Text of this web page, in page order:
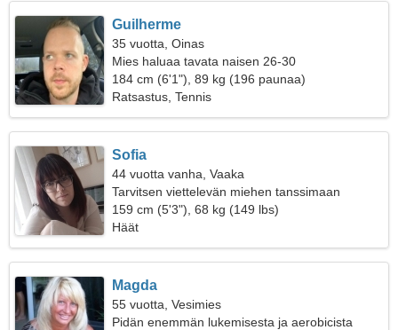
Guilherme
35 vuotta, Oinas
Mies haluaa tavata naisen 26-30
184 cm (6'1"), 89 kg (196 paunaa)
Ratsastus, Tennis
Sofia
44 vuotta vanha, Vaaka
Tarvitsen viettelevän miehen tanssimaan
yhdessä
159 cm (5'3"), 68 kg (149 lbs)
Häät
Magda
55 vuotta, Vesimies
Pidän enemmän lukemisesta ja aerobicista